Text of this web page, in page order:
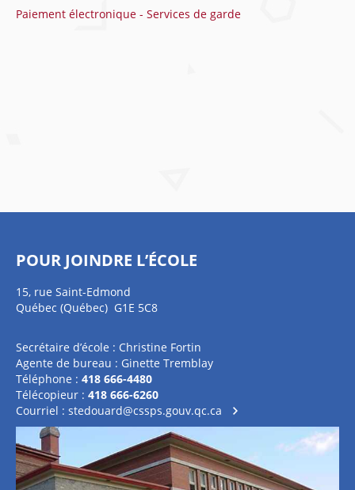
Paiement électronique - Services de garde
POUR JOINDRE L’ÉCOLE
15, rue Saint-Edmond
Québec (Québec) G1E 5C8
Secrétaire d’école : Christine Fortin
Agente de bureau : Ginette Tremblay
Téléphone : 418 666-4480
Télécopieur : 418 666-6260
Courriel : stedouard@cssps.gouv.qc.ca